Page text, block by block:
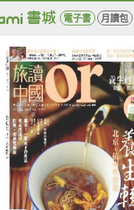
電子書 月讀包